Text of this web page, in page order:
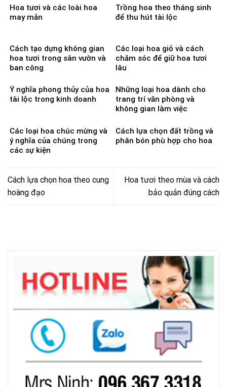
Hoa tươi và các loài hoa
may mắn
Trồng hoa theo tháng sinh
để thu hút tài lộc
Cách tạo dựng không gian
hoa tươi trong sân vườn và
ban công
Các loại hoa giỏ và cách
chăm sóc để giữ hoa tươi
lâu
Ý nghĩa phong thủy của hoa
tài lộc trong kinh doanh
Những loại hoa dành cho
trang trí văn phòng và
không gian làm việc
Các loại hoa chúc mừng và
ý nghĩa của chúng trong
các sự kiện
Cách lựa chọn đất trồng và
phân bón phù hợp cho hoa
Cách lựa chọn hoa theo cung
hoàng đạo
Hoa tươi theo mùa và cách
bảo quản đúng cách